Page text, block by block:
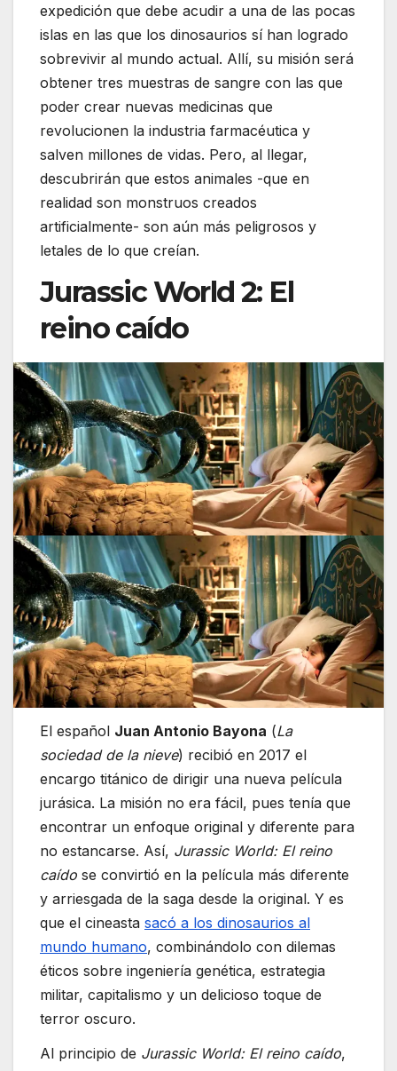
expedición que debe acudir a una de las pocas
islas en las que los dinosaurios sí han logrado
sobrevivir al mundo actual. Allí, su misión será
obtener tres muestras de sangre con las que
poder crear nuevas medicinas que
revolucionen la industria farmacéutica y
salven millones de vidas. Pero, al llegar,
descubrirán que estos animales -que en
realidad son monstruos creados
artificialmente- son aún más peligrosos y
letales de lo que creían.
Jurassic World 2: El
reino caído
El español Juan Antonio Bayona (La
sociedad de la nieve) recibió en 2017 el
encargo titánico de dirigir una nueva película
jurásica. La misión no era fácil, pues tenía que
encontrar un enfoque original y diferente para
no estancarse. Así, Jurassic World: El reino
caído se convirtió en la película más diferente
y arriesgada de la saga desde la original. Y es
que el cineasta sacó a los dinosaurios al
mundo humano, combinándolo con dilemas
éticos sobre ingeniería genética, estrategia
militar, capitalismo y un delicioso toque de
terror oscuro.
Al principio de Jurassic World: El reino caído,